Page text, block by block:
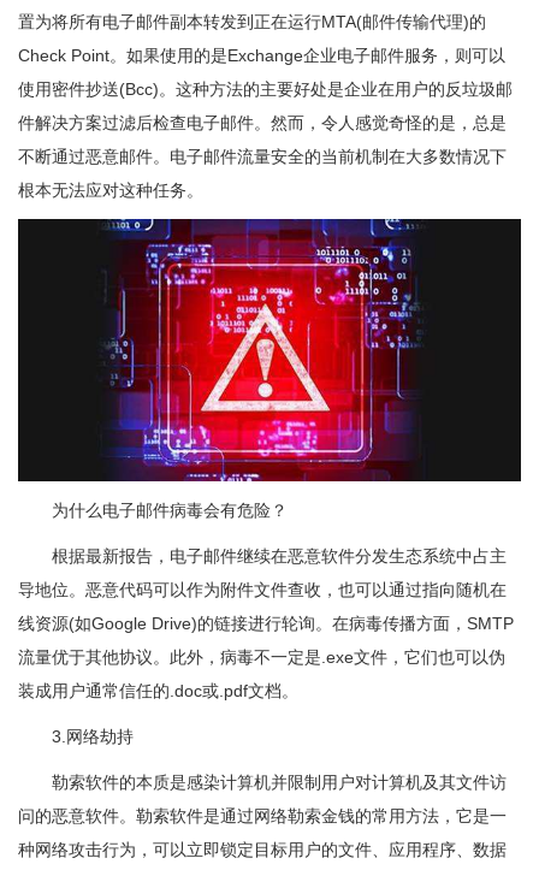
置为将所有电子邮件副本转发到正在运行MTA(邮件传输代理)的
Check Point。如果使用的是Exchange企业电子邮件服务，则可以
使用密件抄送(Bcc)。这种方法的主要好处是企业在用户的反垃圾邮
件解决方案过滤后检查电子邮件。然而，令人感觉奇怪的是，总是
不断通过恶意邮件。电子邮件流量安全的当前机制在大多数情况下
根本无法应对这种任务。
为什么电子邮件病毒会有危险？
根据最新报告，电子邮件继续在恶意软件分发生态系统中占主
导地位。恶意代码可以作为附件文件查收，也可以通过指向随机在
线资源(如Google Drive)的链接进行轮询。在病毒传播方面，SMTP
流量优于其他协议。此外，病毒不一定是.exe文件，它们也可以伪
装成用户通常信任的.doc或.pdf文档。
3.网络劫持
勒索软件的本质是感染计算机并限制用户对计算机及其文件访
问的恶意软件。勒索软件是通过网络勒索金钱的常用方法，它是一
种网络攻击行为，可以立即锁定目标用户的文件、应用程序、数据